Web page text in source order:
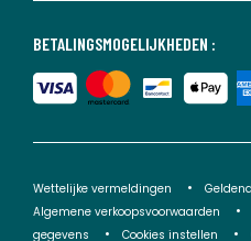
BETALINGSMOGELIJKHEDEN :
Wettelijke vermeldingen
Algemene verkoopsvoorwaarden
gegevens
Cookies instellen